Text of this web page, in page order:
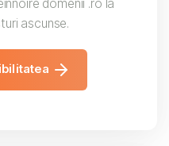
domenii .ro la
ascunse.